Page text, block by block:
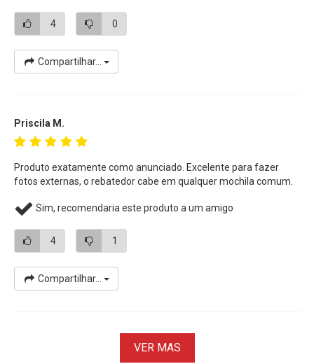
4 0
Compartilhar...
Priscila M.
Produto exatamente como anunciado. Excelente para fazer
fotos externas, o rebatedor cabe em qualquer mochila comum.
Sim, recomendaria este produto a um amigo
4 1
Compartilhar...
VER MAS